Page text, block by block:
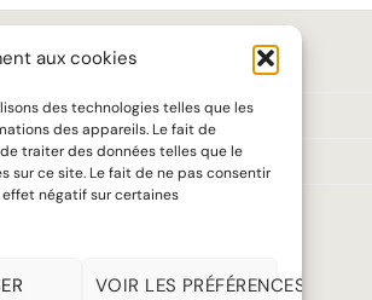
aux cookies
des technologies telles que les
des appareils. Le fait de
traiter des données telles que le
sur ce site. Le fait de ne pas consentir
négatif sur certaines
VOIR LES PRÉFÉRENCES
LA MAISON
TARIFS
SUR MESURE
SAVOIR-FAIRE